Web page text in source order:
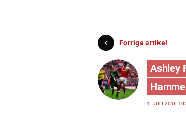
Forrige artikel
Ashley
1. JULI 2016